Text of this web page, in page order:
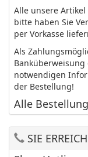
Alle unsere
bitte haben Sie
per Vorkasse
Als
Banküberweisung
notwendigen
der Bestellung!
Alle
SIE